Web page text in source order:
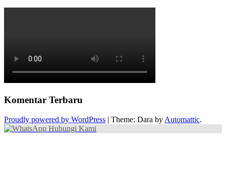
Komentar Terbaru
Proudly powered by WordPress | Theme: Dara by Automattic.
Hubungi Kami